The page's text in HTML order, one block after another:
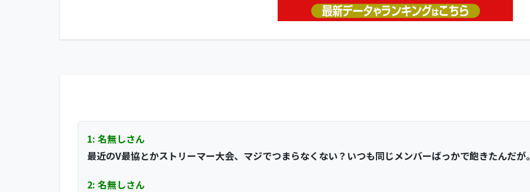
1: 名無しさん
最近のV最協とかストリーマー大会、マジでつまらなくない？いつも同じメンバーばっかで飽きたんだが。
2: 名無しさん